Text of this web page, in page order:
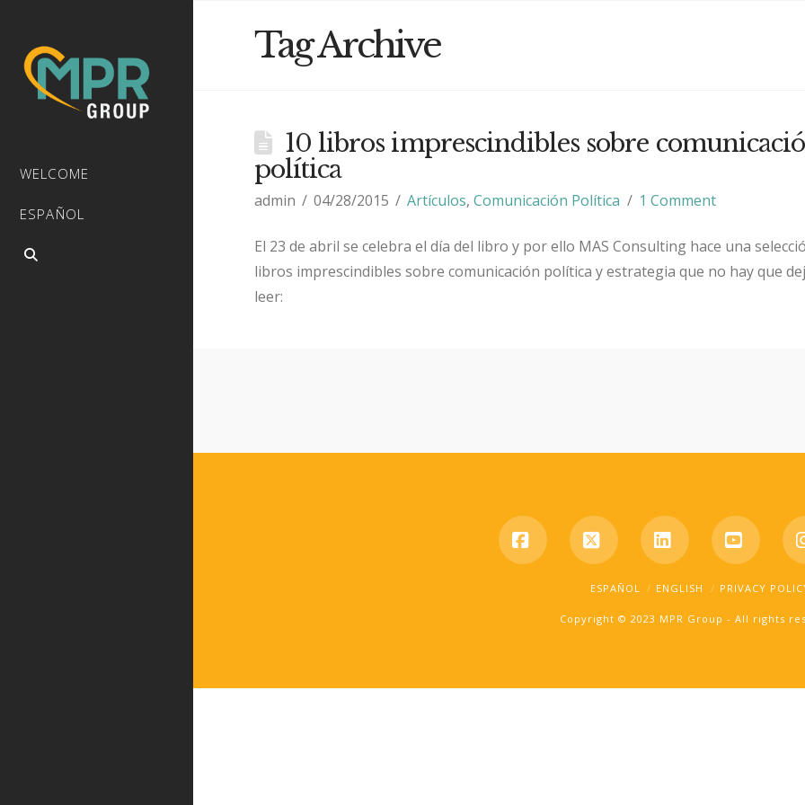
WELCOME
ESPAÑOL
Tag Archive
10 libros imprescindibles sobre
política
admin 04/28/2015 Artículos,Comunicación Política 1 Comment
El 23 de abril se celebra el día del libro y por ello MAS Consulting hace una
libros imprescindibles sobre comunicación política y estrategia que no hay que
leer:
Facebook
X LinkedIn
ESPAÑOL ENGLISH PRIVACY
Copyright © 2023 MPR Group - All rights